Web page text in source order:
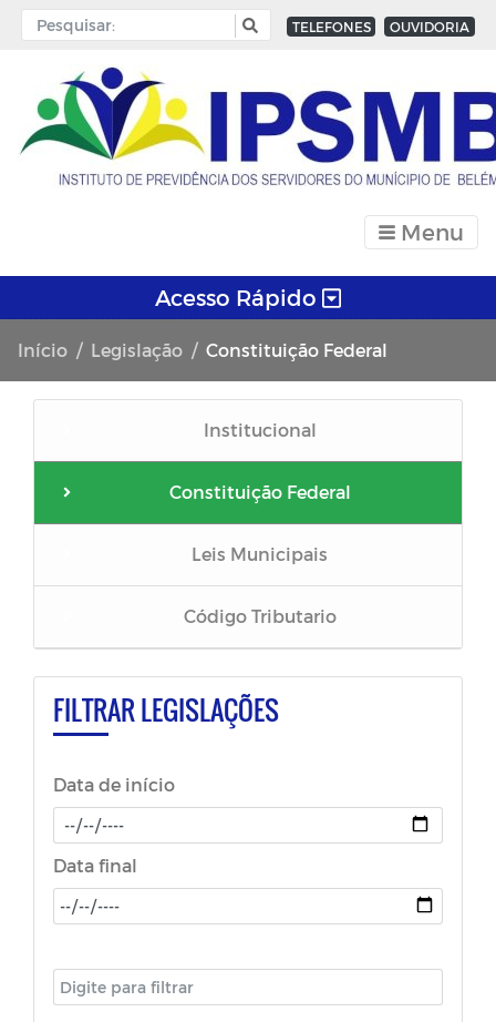
TELEFONES OUVIDORIA
Menu
Acesso Rápido
Início Legislação Constituição Federal
Institucional
Constituição Federal
Leis Municipais
Código Tributario
Decretos
FILTRAR LEGISLAÇÕES
Data de início
Data final